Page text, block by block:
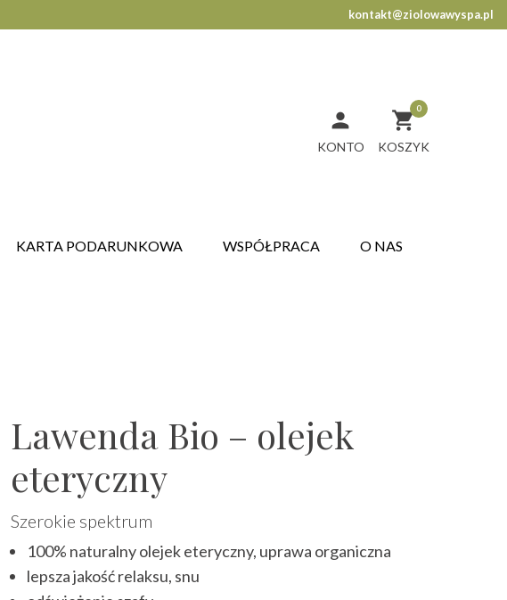
kontakt@ziolowawyspa.pl
0

KONTO
KARTA PODARUNKOWA WSPÓŁPRACA O NAS
Lawenda Bio – olejek
eteryczny
Szerokie spektrum
100% naturalny olejek eteryczny, uprawa organiczna
lepsza jakość relaksu, snu